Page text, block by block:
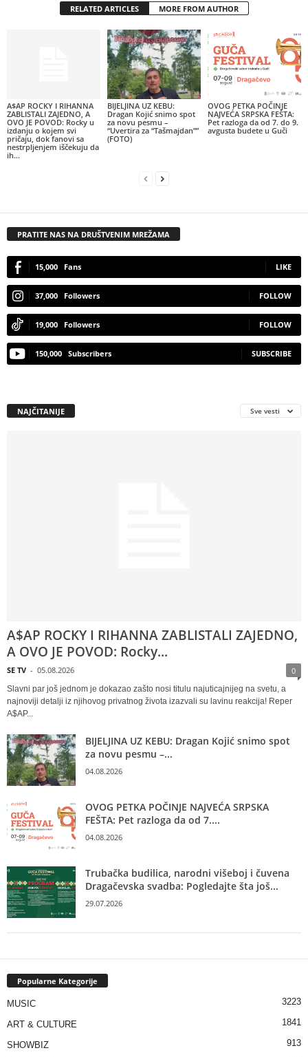
RELATED ARTICLES MORE FROM AUTHOR
A$AP ROCKY I RIHANNA
ZABLISTALI ZAJEDNO, A
OVO JE POVOD: Rocky u
izdanju o kojem svi
pričaju, dok fanovi sa
nestrpljenjem iščekuju da
ih...
BIJELJINA UZ KEBU:
Dragan Kojić snimo spot
za novu pesmu –
“Uvertira za “Tašmajdan””
(FOTO)
OVOG PETKA POČINJE
NAJVEĆA SRPSKA FEŠTA:
Pet razloga da od 7. do 9.
avgusta budete u Guči
PRATITE NAS NA DRUŠTVENIM MREŽAMA
15,000 Fans LIKE
37,000 Followers FOLLOW
19,000 Followers FOLLOW
150,000 Subscribers SUBSCRIBE
NAJČITANIJE Sve vesti
A$AP ROCKY I RIHANNA ZABLISTALI ZAJEDNO,
A OVO JE POVOD: Rocky...
SE TV - 05.08.2026 0
Slavni par još jednom je dokazao zašto nosi titulu najuticajnijeg na svetu, a
najnoviji detalji iz njihovog privatnog života izazvali su lavinu reakcija! Reper
A$AP...
BIJELJINA UZ KEBU: Dragan Kojić snimo spot
za novu pesmu –...
04.08.2026
OVOG PETKA POČINJE NAJVEĆA SRPSKA
FEŠTA: Pet razloga da od 7....
04.08.2026
Trubačka budilica, narodni višeboj i čuvena
Dragačevska svadba: Pogledajte šta još...
29.07.2026
Popularne Kategorije
MUSIC 3223
ART & CULTURE 1841
SHOWBIZ 913